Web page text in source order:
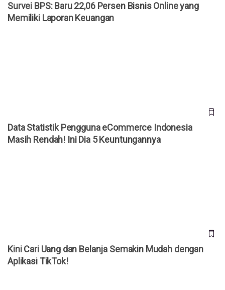
Survei BPS: Baru 22,06 Persen Bisnis Online yang
Memiliki Laporan Keuangan
Data Statistik Pengguna eCommerce Indonesia
Masih Rendah! Ini Dia 5 Keuntungannya
Kini Cari Uang dan Belanja Semakin Mudah dengan
Aplikasi TikTok!